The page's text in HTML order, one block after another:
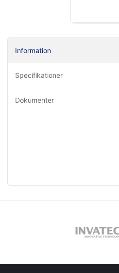
Information
Specifikationer
Dokumenter